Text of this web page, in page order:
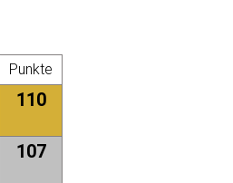
Punkte
110
107